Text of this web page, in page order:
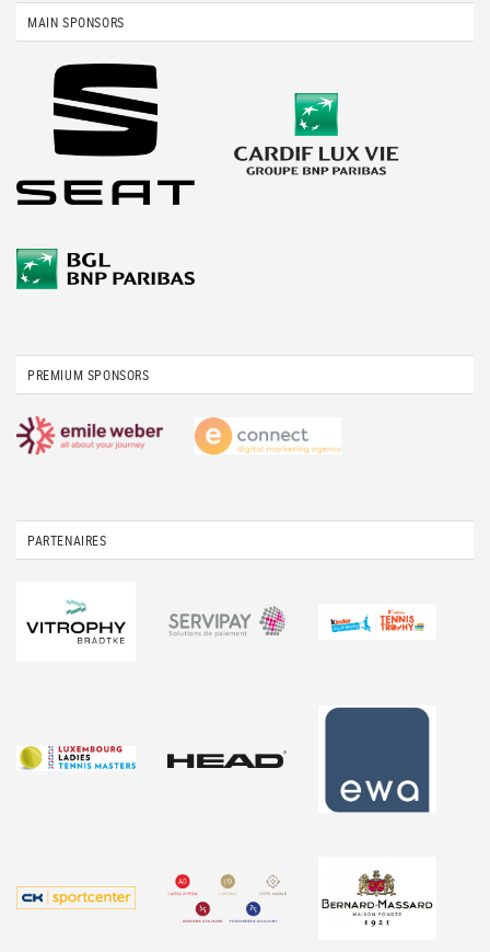
MAIN SPONSORS
PREMIUM SPONSORS
PARTENAIRES